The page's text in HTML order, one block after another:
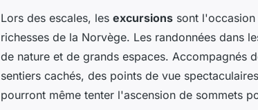
Lors des escales, les excursions sont
richesses de la Norvège. Les randonnées dans
de nature et de grands espaces. Accompagnés
sentiers cachés, des points de vue
pourront même tenter l'ascension de sommets